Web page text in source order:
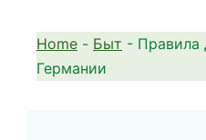
Home - Быт - Правила
Германии